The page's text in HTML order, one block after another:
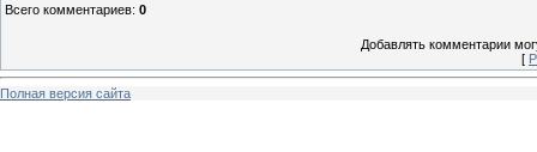
Всего комментариев: 0
Добавлять комментарии
[
Полная версия сайта